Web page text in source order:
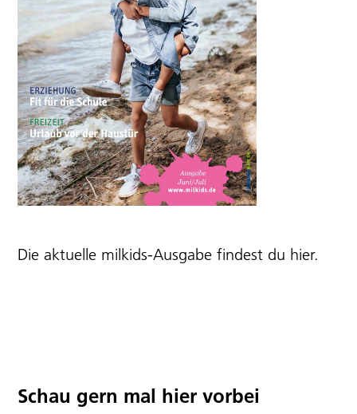
Die aktuelle milkids-Ausgabe findest du hier.
Schau gern mal hier vorbei